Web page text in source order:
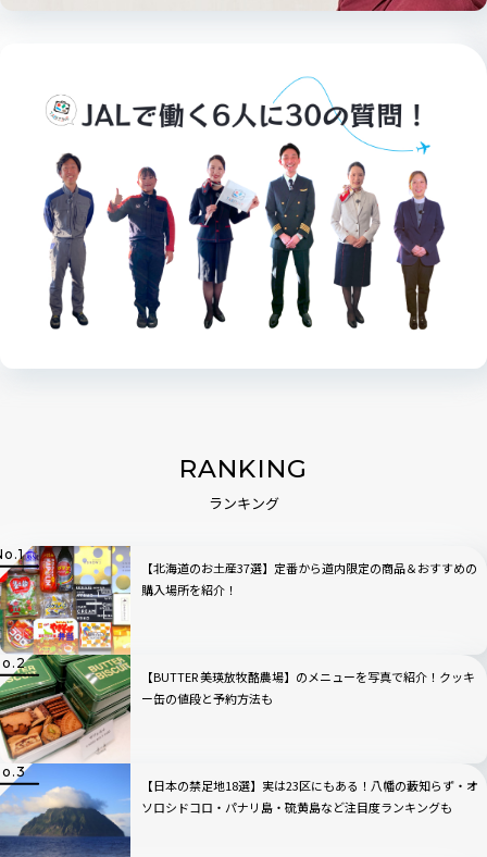
RANKING
ランキング
【北海道のお土産37選】定番から道内限定の商品＆おすすめの
購入場所を紹介！
【BUTTER 美瑛放牧酪農場】のメニューを写真で紹介！クッキ
ー缶の値段と予約方法も
【日本の禁足地18選】実は23区にもある！八幡の藪知らず・オ
ソロシドコロ・パナリ島・硫黄島など注目度ランキングも